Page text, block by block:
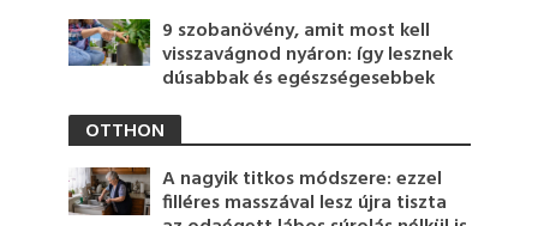
9 szobanövény, amit most kell
visszavágnod nyáron: így lesznek
dúsabbak és egészségesebbek
OTTHON
A nagyik titkos módszere: ezzel
filléres masszával lesz újra tiszta